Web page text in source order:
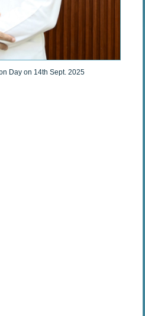
Day on 14th Sept. 2025